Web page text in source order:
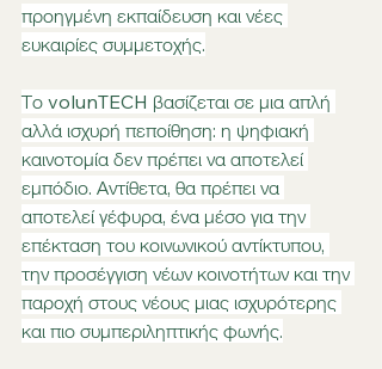
προηγμένη εκπαίδευση και νέες
ευκαιρίες συμμετοχής.
Το volunTECH βασίζεται σε μια απλή
αλλά ισχυρή πεποίθηση: η ψηφιακή
καινοτομία δεν πρέπει να αποτελεί
εμπόδιο. Αντίθετα, θα πρέπει να
αποτελεί γέφυρα, ένα μέσο για την
επέκταση του κοινωνικού αντίκτυπου,
την προσέγγιση νέων κοινοτήτων και την
παροχή στους νέους μιας ισχυρότερης
και πιο συμπεριληπτικής φωνής.